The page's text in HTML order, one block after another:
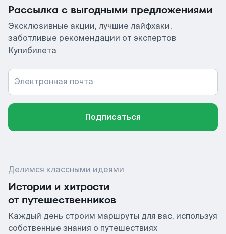
Рассылка с выгодными предложениями
Эксклюзивные акции, лучшие лайфхаки,
заботливые рекомендации от экспертов
Купибилета
Электронная почта
Подписаться
Делимся классными идеями
Истории и хитрости
от путешественников
Каждый день строим маршруты для вас, используя
собственные знания о путешествиях